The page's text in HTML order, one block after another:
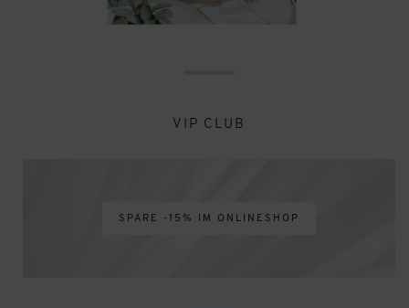
VIP CLUB
SPARE -15% IM ONLINESHOP